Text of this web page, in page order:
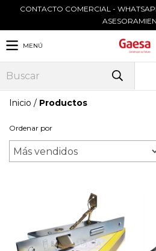
CONTACTO COMERCIAL -
MENÚ
Inicio / Productos
Ordenar por